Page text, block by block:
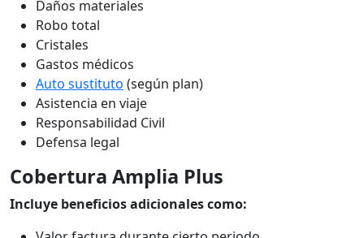
Daños materiales
Robo total
Cristales
Gastos médicos
Auto sustituto (según plan)
Asistencia en viaje
Responsabilidad Civil
Defensa legal
Cobertura Amplia Plus
Incluye beneficios adicionales como: